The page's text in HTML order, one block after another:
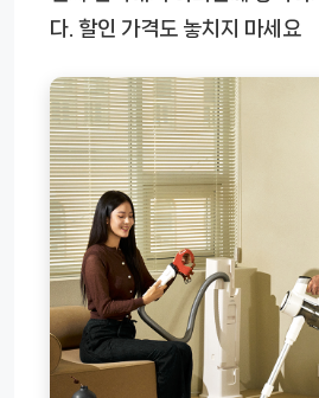
다. 할인 가격도 놓치지 마세요